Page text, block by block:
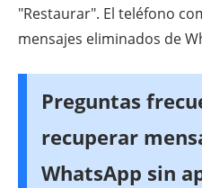
"Restaurar". El teléfono
mensajes eliminados de
Preguntas
recuperar
WhatsApp sin